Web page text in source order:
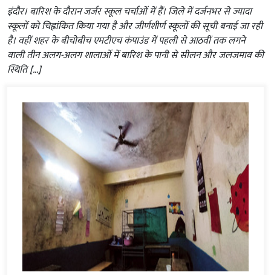
इंदौर। बारिश के दौरान जर्जर स्कूल चर्चाओं में हैं। जिले में दर्जनभर से ज्यादा
स्कूलों को चिह्नांकित किया गया है और जीर्णशीर्ण स्कूलों की सूची बनाई जा रही
है। वहीं शहर के बीचोबीच एमटीएच कंपाउंड में पहली से आठवीं तक लगने
वाली तीन अलग-अलग शालाओं में बारिश के पानी से सीलन और जलजमाव की
स्थिति […]